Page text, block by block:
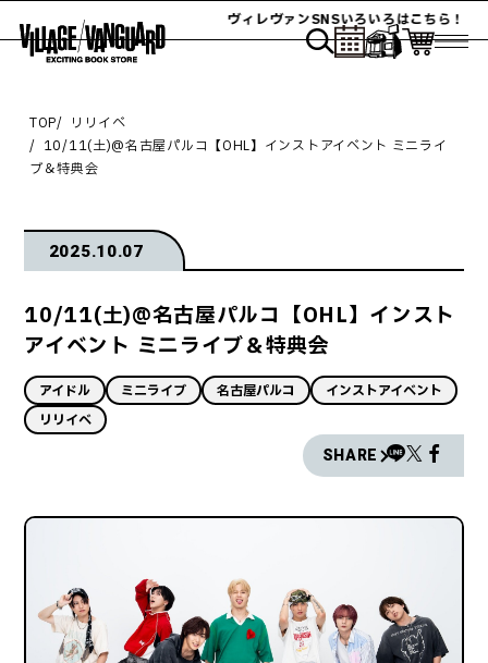
ヴィレヴァンSNSいろいろはこちら！
TOP
リリイベ
10/11(土)@名古屋パルコ【OHL】インストアイベント ミニライ
ブ＆特典会
2025.10.07
10/11(土)@名古屋パルコ【OHL】インスト
アイベント ミニライブ＆特典会
アイドル ミニライブ 名古屋パルコ
インストアイベント
リリイベ
SHARE